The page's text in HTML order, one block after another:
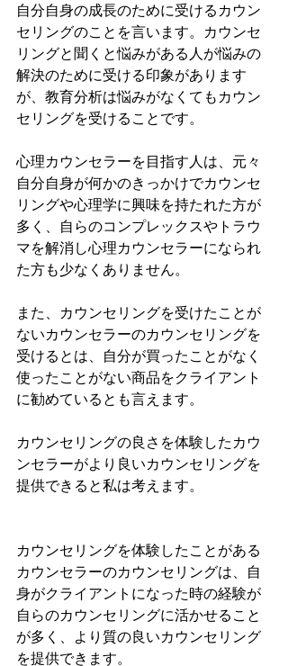
自分自身の成長のために受けるカウン
セリングのことを言います。カウンセ
リングと聞くと悩みがある人が悩みの
解決のために受ける印象があります
が、教育分析は悩みがなくてもカウン
セリングを受けることです。
心理カウンセラーを目指す人は、元々
自分自身が何かのきっかけでカウンセ
リングや心理学に興味を持たれた方が
多く、自らのコンプレックスやトラウ
マを解消し心理カウンセラーになられ
た方も少なくありません。
また、カウンセリングを受けたことが
ないカウンセラーのカウンセリングを
受けるとは、自分が買ったことがなく
使ったことがない商品をクライアント
に勧めているとも言えます。
カウンセリングの良さを体験したカウ
ンセラーがより良いカウンセリングを
提供できると私は考えます。
カウンセリングを体験したことがある
カウンセラーのカウンセリングは、自
身がクライアントになった時の経験が
自らのカウンセリングに活かせること
が多く、より質の良いカウンセリング
を提供できます。